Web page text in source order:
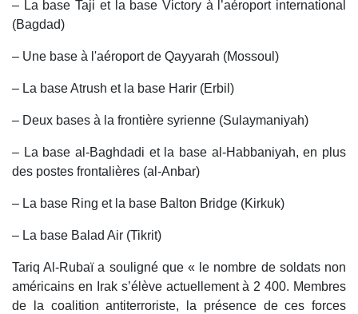
– La base Taji et la base Victory à l’aéroport international
(Bagdad)
– Une base à l'aéroport de Qayyarah (Mossoul)
– La base Atrush et la base Harir (Erbil)
– Deux bases à la frontière syrienne (Sulaymaniyah)
– La base al-Baghdadi et la base al-Habbaniyah, en plus
des postes frontalières (al-Anbar)
– La base Ring et la base Balton Bridge (Kirkuk)
– La base Balad Air (Tikrit)
Tariq Al-Rubaï a souligné que « le nombre de soldats non
américains en Irak s’élève actuellement à 2 400. Membres
de la coalition antiterroriste, la présence de ces forces